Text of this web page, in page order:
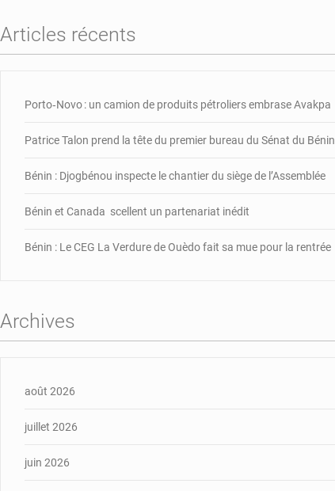
Articles récents
Porto‑Novo : un camion de produits pétroliers embrase Avakpa
Patrice Talon prend la tête du premier bureau du Sénat du Bénin
Bénin : Djogbénou inspecte le chantier du siège de l’Assemblée
Bénin et Canada scellent un partenariat inédit
Bénin : Le CEG La Verdure de Ouèdo fait sa mue pour la rentrée
Archives
août 2026
juillet 2026
juin 2026